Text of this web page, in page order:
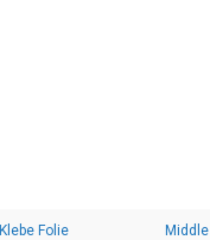
Klebe Folie